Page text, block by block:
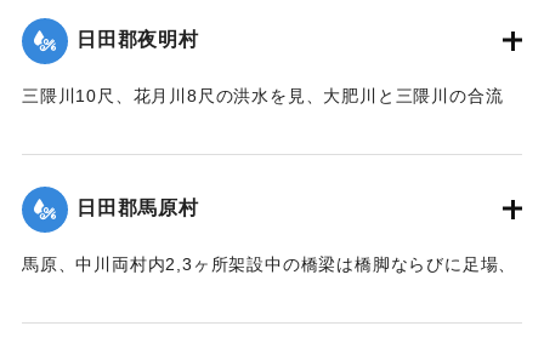
ど泥の海と化し、浸水家屋200戸以上に達し、活動常設賓館付
近数十戸は濁流のため、床下を洗われ刻々危険の状態となっ
防組合はほとんど全部出動して万一を警戒し、非常な混雑を
宵警戒を続けた。21日は朝から小雨模様で一様に愁眉を開い
たが、下毛郡平坦部では大部分田植えしていないため、苗代
の被害はほとんどなかった。
日田郡夜明村
三隈川10尺、花月川8尺の洪水を見、大肥川と三隈川の合流
た。
【出典：大分新聞 大正12年6月22日 朝刊7面】
｜固有コード:00275057
日田郡馬原村
馬原、中川両村内2,3ヶ所架設中の橋梁は橋脚ならびに足場、
通が途絶、詳細を知ることができない。